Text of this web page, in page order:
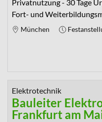
Privatnutzung - 30 Tage
Fort- und
München
Elektrotechnik
Bauleiter
Frankfurt am